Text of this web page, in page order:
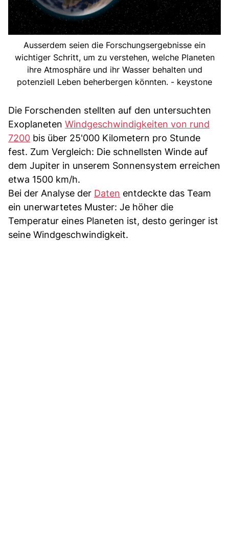
Ausserdem seien die Forschungsergebnisse ein
wichtiger Schritt, um zu verstehen, welche Planeten
ihre Atmosphäre und ihr Wasser behalten und
potenziell Leben beherbergen könnten. - keystone
Die Forschenden stellten auf den untersuchten
Exoplaneten Windgeschwindigkeiten von rund
7200 bis über 25'000 Kilometern pro Stunde
fest. Zum Vergleich: Die schnellsten Winde auf
dem Jupiter in unserem Sonnensystem erreichen
etwa 1500 km/h.
Bei der Analyse der Daten entdeckte das Team
ein unerwartetes Muster: Je höher die
Temperatur eines Planeten ist, desto geringer ist
seine Windgeschwindigkeit.